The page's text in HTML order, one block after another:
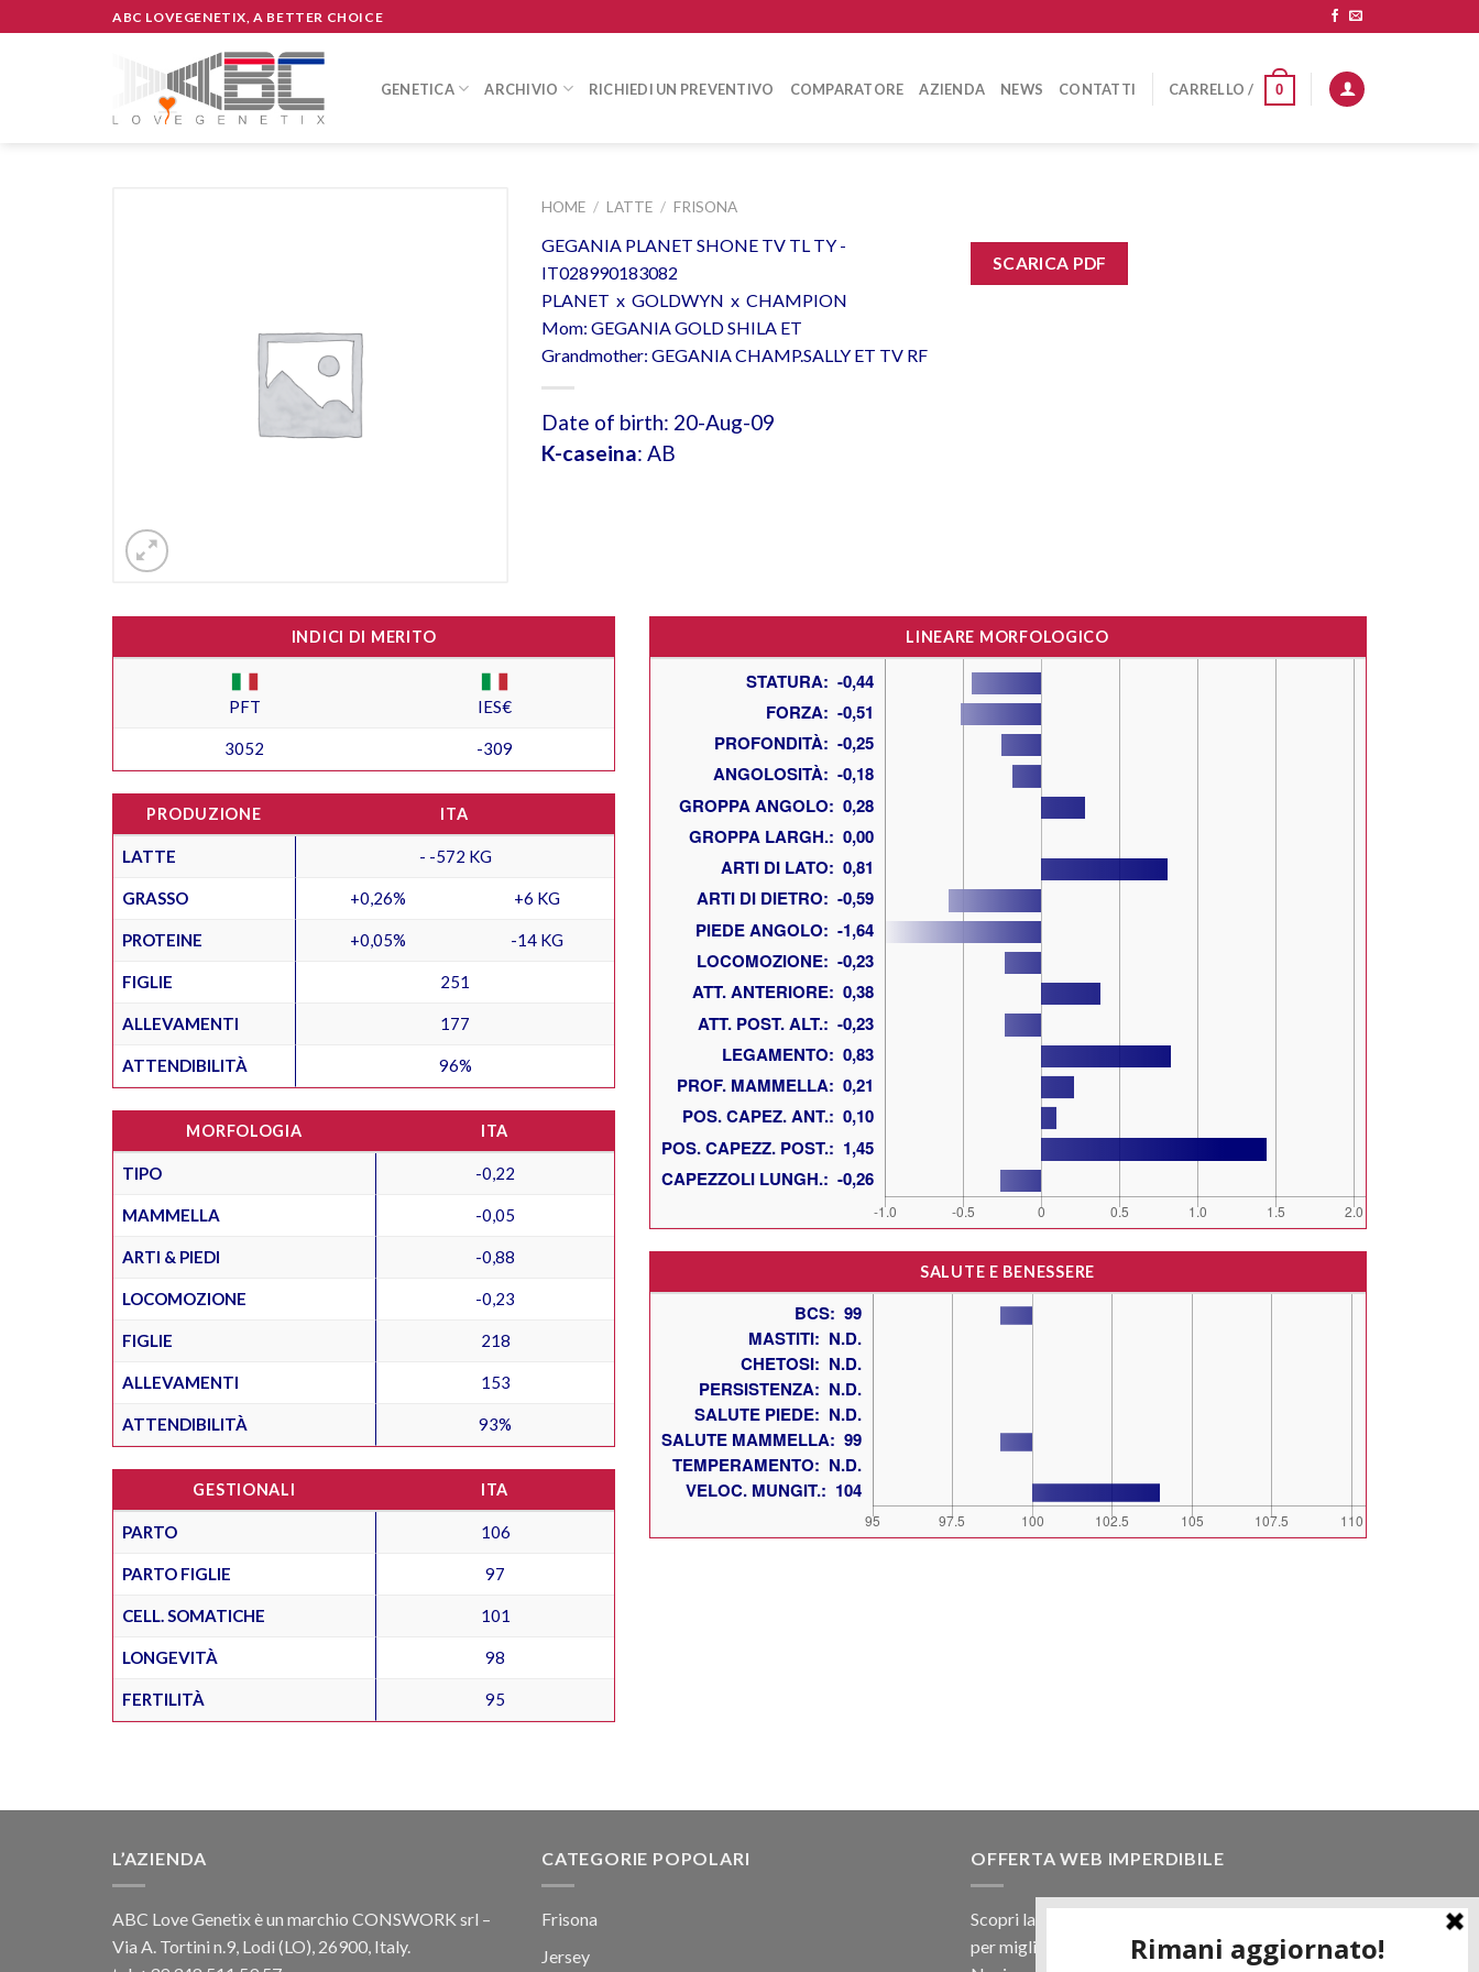
to
ABC LOVEGENETIX, A BETTER CHOICE
GENETICA ARCHIVIO RICHIEDI UN PREVENTIVO COMPARATORE AZIENDA NEWS CONTATTI CARRELLO / 0
HOME / LATTE / FRISONA
GEGANIA PLANET SHONE TV TL TY -
IT028990183082
PLANET x GOLDWYN x CHAMPION
Mom: GEGANIA GOLD SHILA ET
Grandmother: GEGANIA CHAMP.SALLY ET TV RF
Date of birth: 20-Aug-09
K-caseina: AB
SCARICA PDF
INDICI DI MERITO
PFT IES€
3052 -309
PRODUZIONE ITA
LATTE - -572 KG
GRASSO +0,26% +6 KG
PROTEINE +0,05% -14 KG
FIGLIE 251
ALLEVAMENTI 177
ATTENDIBILITÀ 96%
MORFOLOGIA ITA
TIPO -0,22
MAMMELLA -0,05
ARTI & PIEDI -0,88
LOCOMOZIONE -0,23
FIGLIE 218
ALLEVAMENTI 153
ATTENDIBILITÀ 93%
GESTIONALI ITA
PARTO 106
PARTO FIGLIE 97
CELL. SOMATICHE 101
LONGEVITÀ 98
FERTILITÀ 95
LINEARE MORFOLOGICO
SALUTE E BENESSERE
L’AZIENDA
ABC Love Genetix è un marchio CONSWORK srl –
Via A. Tortini n.9, Lodi (LO), 26900, Italy.
CATEGORIE POPOLARI
Frisona
Jersey
OFFERTA WEB IMPERDIBILE
Scopri la nostra offerta web! Un prezzo mai visto,
per migliaia di prodotti.